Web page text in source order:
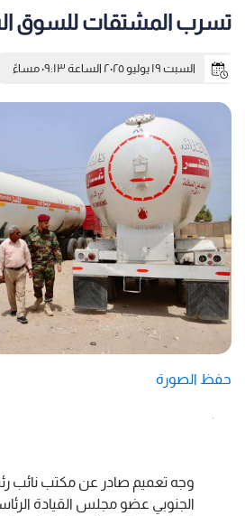
تسرب المشتقات للسوق
السبت ١٩ يوليو ٢٠٢٥ الساعة ٠٩:١٣ مساءً
حفظ الصورة
وجه تعميم صادر عن مكتب نائب
الجنوبي عضو مجلس القيادة